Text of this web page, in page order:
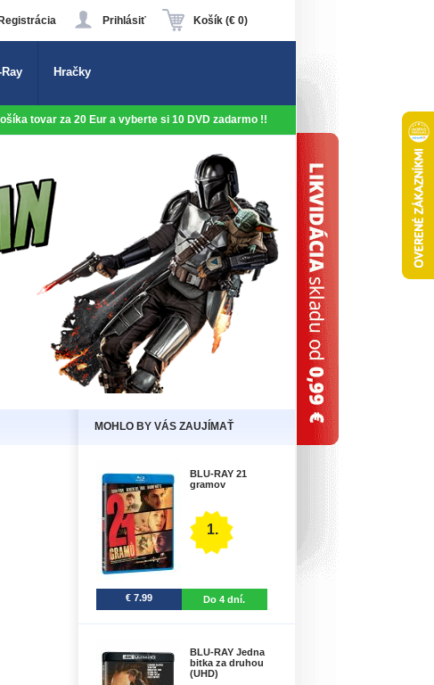
Košík (€ 0)
Prihlásiť
Registrácia
Hračky
tovar za 20 Eur a vyberte si 10 DVD zadarmo !!
MOHLO BY VÁS ZAUJÍMAŤ
BLU-RAY 21
gramov
1.
€ 7.99 Do 4 dní.
BLU-RAY Jedna
bitka za druhou
(UHD)